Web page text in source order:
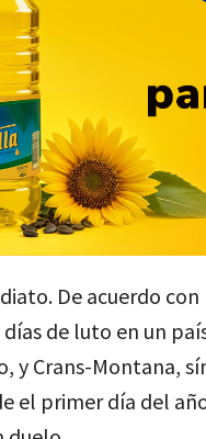
De acuerdo
de luto en un
y Crans-Montana,
el primer día del